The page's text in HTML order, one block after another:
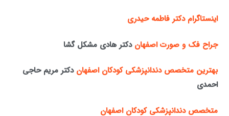
اینستاگرام دکتر فاطمه حیدری
جراح فک و صورت اصفهان دکتر هادی مشکل گشا
بهترین متخصص دندانپزشکی کودکان اصفهان دکتر مریم حاجی
احمدی
متخصص دندانپزشکی کودکان اصفهان